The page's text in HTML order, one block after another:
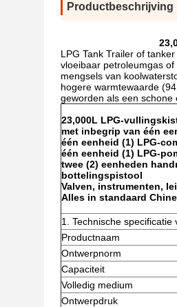
Productbeschrijving
LPG Tank Trailer of
vloeibaar petroleumgas
mengsels van
hogere warmtewaarde
geworden als een schone
23,000L LPG-
met inbegrip van één
één eenheid (1) LPG-
één eenheid (1) LPG-
twee (2) eenheden
bottelingspistool
Valven, instrumenten,
Alles in standaard
1. Technische
Productnaam
Ontwerpnorm
Capaciteit
Volledig medium
Ontwerpdruk